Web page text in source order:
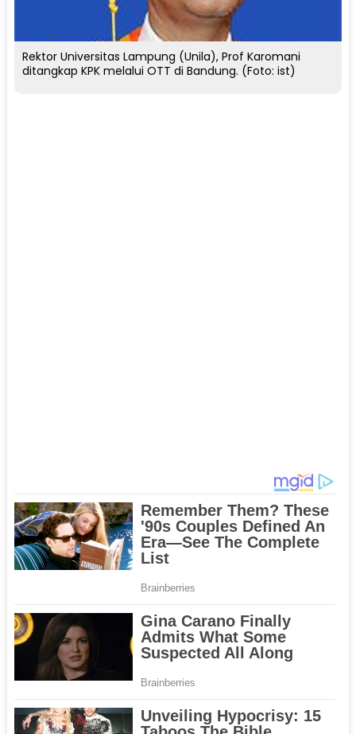
Rektor Universitas Lampung (Unila), Prof Karomani
ditangkap KPK melalui OTT di Bandung. (Foto: ist)